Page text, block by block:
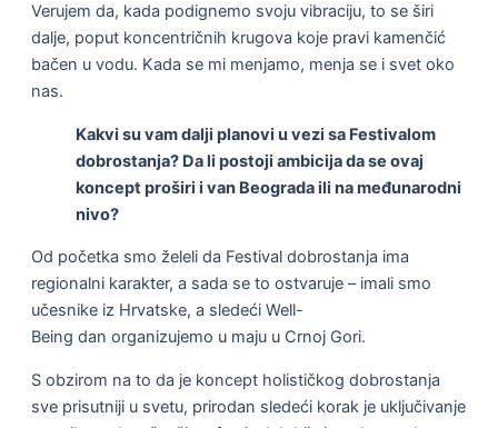
Verujem da, kada podignemo svoju vibraciju, to se širi
dalje, poput koncentričnih krugova koje pravi kamenčić
bačen u vodu. Kada se mi menjamo, menja se i svet oko
nas.
Kakvi su vam dalji planovi u vezi sa Festivalom
dobrostanja? Da li postoji ambicija da se ovaj
koncept proširi i van Beograda ili na međunarodni
nivo?
Od početka smo želeli da Festival dobrostanja ima
regionalni karakter, a sada se to ostvaruje – imali smo
učesnike iz Hrvatske, a sledeći Well-
Being dan organizujemo u maju u Crnoj Gori.
S obzirom na to da je koncept holističkog dobrostanja
sve prisutniji u svetu, prirodan sledeći korak je uključivanje